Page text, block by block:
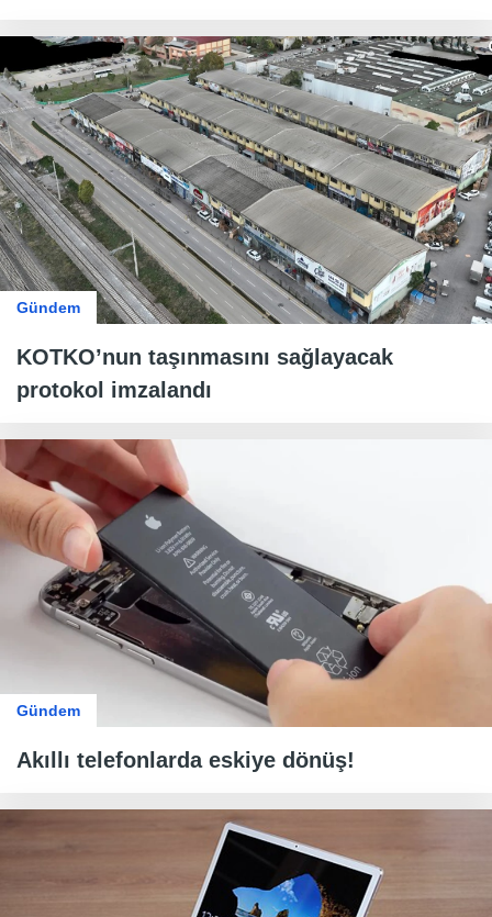
Gündem
KOTKO’nun taşınmasını sağlayacak
protokol imzalandı
Gündem
Akıllı telefonlarda eskiye dönüş!